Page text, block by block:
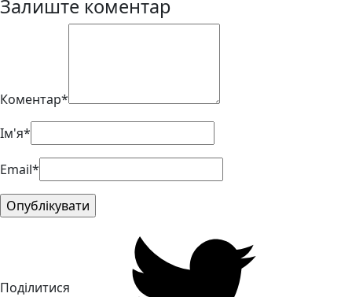
Залиште коментар
Коментар*
Ім'я*
Email*
Поділитися